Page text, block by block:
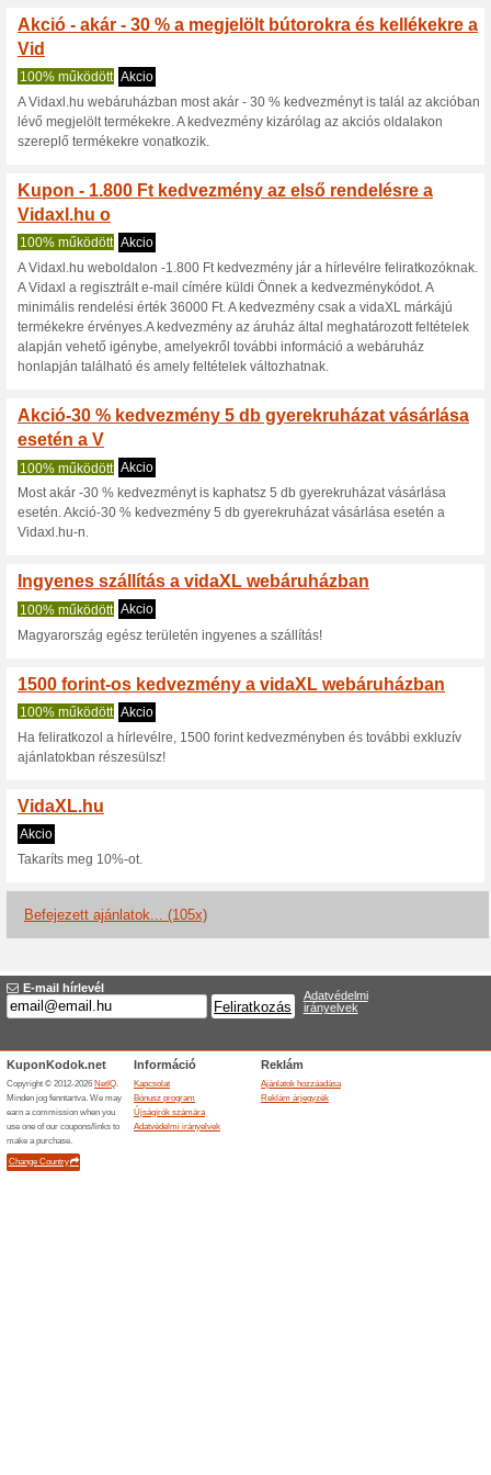
Aktuális
Vidaxl Kuponkód -
Bútorokra
Ajánlot 100% működött
Vidaxl Kuponkód - Akár -30
Hírlevél Előfizetés
Ajánlot 100% működött
VidaXL - hírlevéllel
100% működött
Iratkozz fel a vidaXL
következő vásárlásodra! A
csak a vidaXL márkájú
VidaXL -